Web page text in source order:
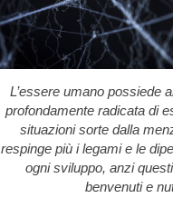
L’essere umano possiede
profondamente radicata di
situazioni sorte dalla
respinge più i legami e le
ogni sviluppo, anzi
benvenuti e